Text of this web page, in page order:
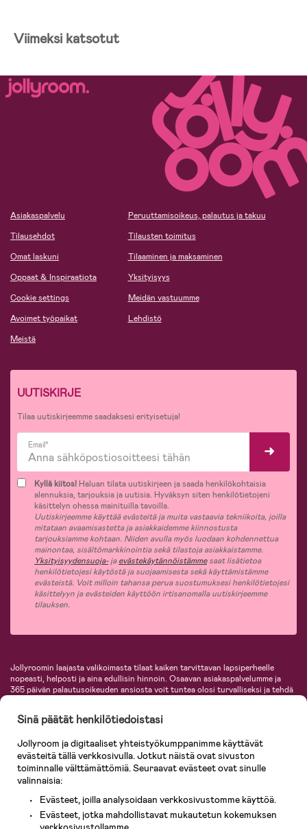
Viimeksi katsotut
Asiakaspalvelu
Tilausehdot
Omat laskuni
Oppaat & Inspiraatiota
Cookie settings
Avoimet työpaikat
Meistä
Peruuttamisoikeus, palautus ja takuu
Tilausten toimitus
Tilaaminen ja maksaminen
Yksityisyys
Meidän vastuumme
Lehdistö
UUTISKIRJE
Tilaa uutiskirjeemme saadaksesi erityisetuja!
Email*
Kyllä kiitos! Haluan tilata uutiskirjeen ja saada henkilökohtaisia
alennuksia, tarjouksia ja uutisia. Hyväksyn siten henkilötietojeni
käsittelyn ohessa mainituilla tavoilla.
Uutiskirjeemme käyttää evästeitä ja muita vastaavia tekniikoita, joilla
mitataan avaamisastetta ja asiakkaidemme kiinnostusta
tarjouksiamme kohtaan. Niiden avulla myös luodaan kohdennettua
mainontaa, sisältömarkkinointia sekä tilastoja asiakkaistamme.
Yksityisyydensuoja-jaevästekäytännöistämmesaat lisätietoa
henkilötietojesi käytöstä ja suojaamisesta sekä käyttämistämme
evästeistä. Voit milloin tahansa perua suostumuksesi henkilötietojesi
käsittelyyn ja evästeiden käyttöön irtisanomalla uutiskirjeemme
tilauksen.
Jollyroomin laajasta valikoimasta tilaat kaiken tarvittavan lapsiperheelle
nopeasti, helposti ja aina edullisin hinnoin. Osaavan asiakaspalvelumme ja
365 päivän palautusoikeuden ansiosta voit tuntea olosi turvalliseksi ja tehdä
lastentarvikkeita sekä paljon muuta. Meiltä löydät lukuisia tunnettuja
KidKraft, Ergobaby, Philips Avent, Neonate, Cybex, LEGO ja monia muita!
Tervetuloa shoppailemaan Pohjoismaiden suurimpaan lastentarvikkeiden
verkkokauppaan!
Sinä päätät henkilötiedoistasi
Jollyroom ja digitaaliset yhteistyökumppanimme käyttävät
evästeitä tällä verkkosivulla. Jotkut näistä ovat sivuston
toiminnalle välttämättömiä. Seuraavat evästeet ovat sinulle
valinnaisia:
Evästeet, joilla analysoidaan verkkosivustomme käyttöä.
Evästeet, jotka mahdollistavat mukautetun kokemuksen